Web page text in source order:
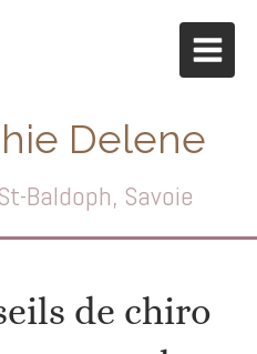
Delene
Baldoph, Savoie
de chiro